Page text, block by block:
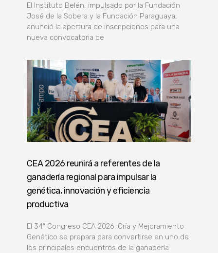
El Instituto Belén, impulsado por la Fundación
José de la Sobera y la Fundación Paraguaya,
anunció la apertura de inscripciones para una
nueva convocatoria de
CEA 2026 reunirá a referentes de la
ganadería regional para impulsar la
genética, innovación y eficiencia
productiva
El 34º Congreso CEA 2026: Cría y Mejoramiento
Genético se prepara para convertirse en uno de
los principales encuentros de la ganadería